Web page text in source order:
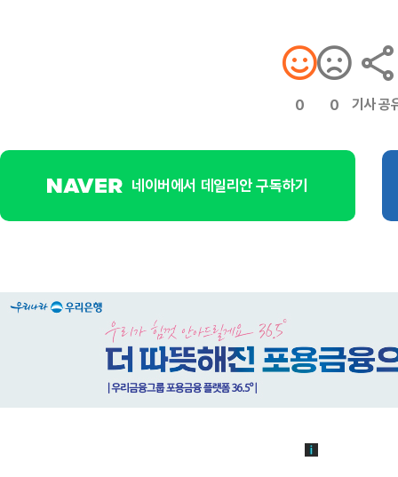
0 0 기사 공
네이버에서 데일리안 구독하기